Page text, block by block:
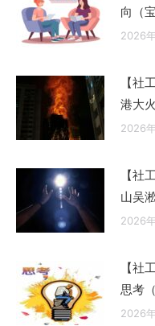
向（
2026
【社
港大
2026
【社
山吴
2026
【社
思考
2026